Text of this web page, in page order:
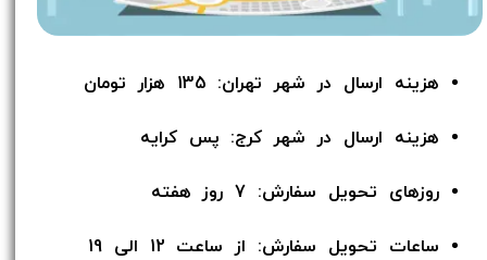
هزینه ارسال در شهر تهران: 135 هزار تومان
هزینه ارسال در شهر کرج: پس کرایه
روزهای تحویل سفارش: 7 روز هفته
ساعات تحویل سفارش: از ساعت 12 الی 19